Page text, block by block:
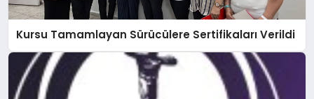
Kursu Tamamlayan Sürücülere Sertifikaları Verildi